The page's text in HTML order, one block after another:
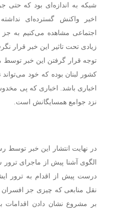
شبکه به اندازه‌ای بود که حتی
اخیر واکنش گسترده‌ای
اجتماعی مشاهده می‌کنیم به جز
زیادی تحت تاثیر این خبر قرار
توجه قرار گرفتن این خبر توسط
کشور لبنان بوده که خود
اخباری باشد. اخباری که پی
نزد جوامع همسایگانش است.
در نهایت انتشار این خبر توسط
الگوی آشنا پیش از ماجرای
درست پیش از اقدام به ترور
نقل منابعی که چیزی جز افسران
بر مشروع نشان دادن اقدامات